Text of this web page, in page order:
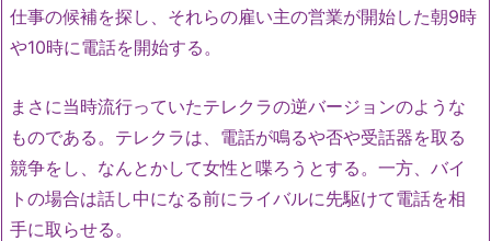
仕事の候補を探し、それらの雇い主の営業が開始した朝9時
や10時に電話を開始する。
まさに当時流行っていたテレクラの逆バージョンのような
ものである。テレクラは、電話が鳴るや否や受話器を取る
競争をし、なんとかして女性と喋ろうとする。一方、バイ
トの場合は話し中になる前にライバルに先駆けて電話を相
手に取らせる。